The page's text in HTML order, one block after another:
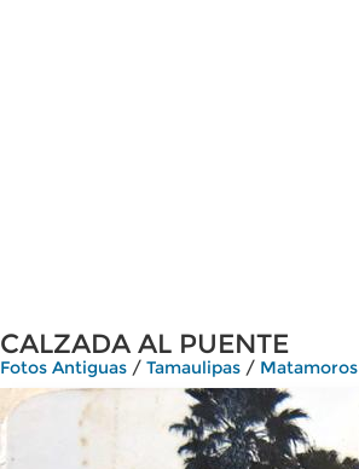
CALZADA AL PUENTE
Fotos Antiguas / Tamaulipas / Matamoros